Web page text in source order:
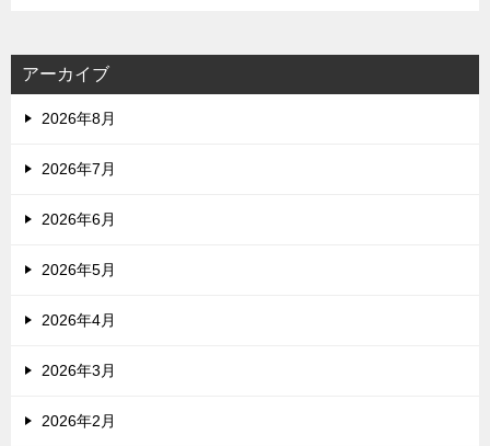
アーカイブ
2026年8月
2026年7月
2026年6月
2026年5月
2026年4月
2026年3月
2026年2月